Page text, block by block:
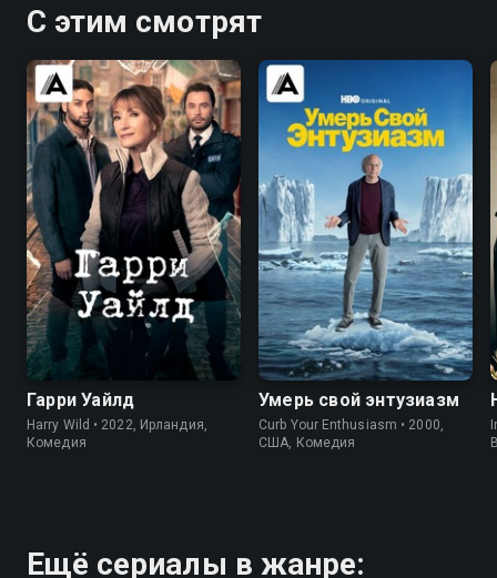
С этим смотрят
7.6 7.2
Гарри Уайлд
Harry Wild • 2022, Ирландия,
Комедия
7.6 8.8
Умерь свой энтузиазм
Curb Your Enthusiasm • 2000,
США, Комедия
Ещё сериалы в жанре: